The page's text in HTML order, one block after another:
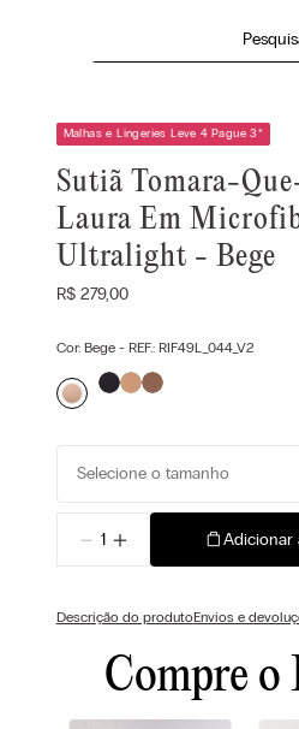
Malhas e Lingeries Leve 4 Pague 3*
Sutiã Tomara-
Laura Em
Ultralight - Bege
R$ 279,00
Cor: Bege- REF.: RIF49L_044_V2
Selecione o tamanho
＋
－ Adicionar
Descrição do produtoEnvios e
Compre o